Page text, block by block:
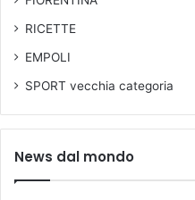
RICETTE
EMPOLI
SPORT vecchia categoria
News dal mondo